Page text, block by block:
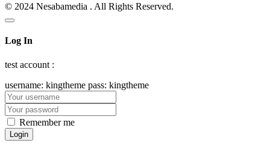
© 2024 Nesabamedia . All Rights Reserved.
Log In
test account :
username: kingtheme pass: kingtheme
Remember me